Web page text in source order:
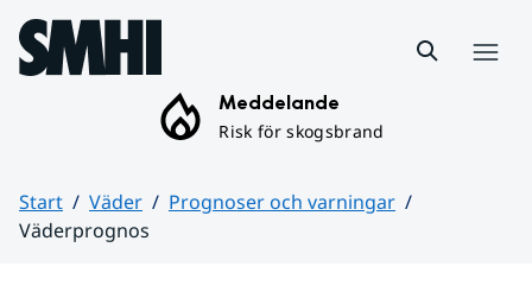
Hoppa till sidans innehåll
Meddelande
Risk för skogsbrand
Start Väder
Prognoser och varningar
Väderprognos